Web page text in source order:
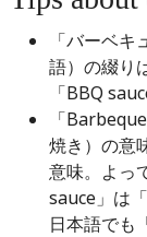
「バーベ
語）の綴り
「BBQ
「
焼き）の意
意味。よっ
sauce」は
日本語でも